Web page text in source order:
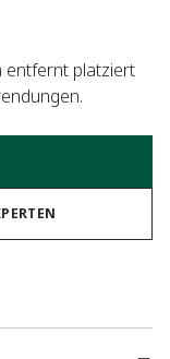
entfernt platziert